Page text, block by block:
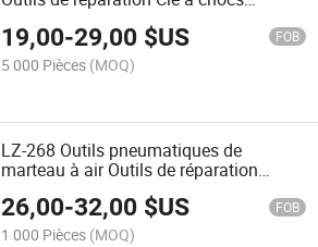
19,00-29,00 $US FOB
5 000 Pièces (MOQ)
LZ-268 Outils pneumatiques de
marteau à air Outils de réparation
automobile Clé à choc pneumatique
26,00-32,00 $US FOB
1 000 Pièces (MOQ)